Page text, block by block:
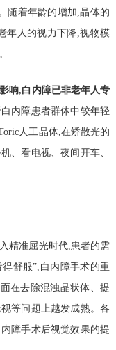
随着年龄的增加,晶体的
年人的视力下降,视物模
响,白内障已非老年人专
内障患者群体中较年轻
人工晶体,在矫散光的
、看电视、夜间开车、
精准屈光时代,患者的需
得舒服”,白内障手术的重
在去除混浊晶状体、提
等问题上越发成熟。各
障手术后视觉效果的提